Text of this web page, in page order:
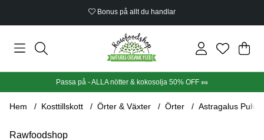
Bonus på allt du handlar
Din
.
Passa på - ALLA nötter & kokosolja 50% OFF 🥜
Hem Kosttillskott Örter & Växter Örter Astragalus
Rawfoodshop